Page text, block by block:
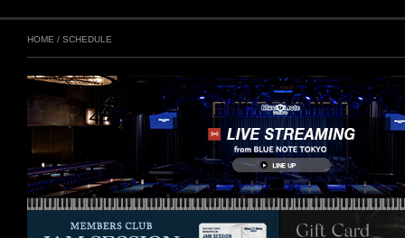
HOME / SCHEDULE